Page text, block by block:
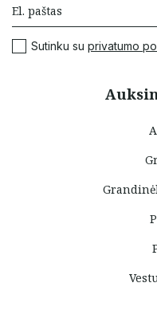
Sutinku su privatumo